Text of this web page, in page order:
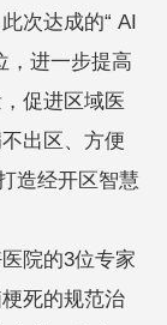
次达成的“ AI
，进一步提高
促进区域医
出区、方便
造经开区智慧
院的3位专家
死的规范治